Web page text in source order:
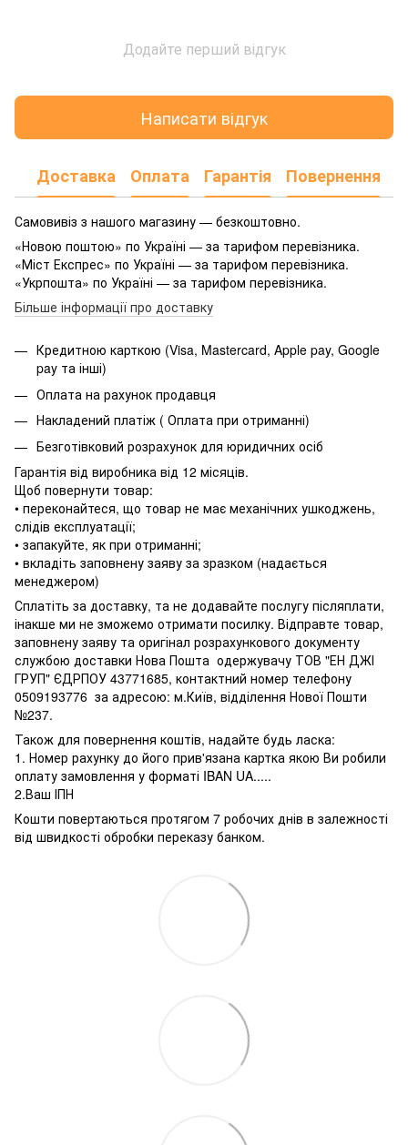
Додайте перший відгук
Написати відгук
Доставка Оплата Гарантія Повернення
Самовивіз з нашого магазину — безкоштовно.
«Новою поштою» по Україні — за тарифом перевізника.
«Міст Експрес» по Україні — за тарифом перевізника.
«Укрпошта» по Україні — за тарифом перевізника.
Більше інформації про доставку
Кредитною карткою (Visa, Mastercard, Apple pay, Google
pay та інші)
Оплата на рахунок продавця
Накладений платіж ( Оплата при отриманні)
Безготівковий розрахунок для юридичних осіб
Гарантія від виробника від 12 місяців.
Щоб повернути товар:
• переконайтеся, що товар не має механічних ушкоджень,
слідів експлуатації;
• запакуйте, як при отриманні;
• вкладіть заповнену заяву за зразком (надається
менеджером)
Сплатіть за доставку, та не додавайте послугу післяплати,
інакше ми не зможемо отримати посилку. Відправте товар,
заповнену заяву та оригінал розрахункового документу
службою доставки Нова Пошта одержувачу ТОВ "ЕН ДЖІ
ГРУП" ЄДРПОУ 43771685, контактний номер телефону
0509193776 за адресою: м.Київ, відділення Нової Пошти
№237.
Також для повернення коштів, надайте будь ласка:
1. Номер рахунку до його прив'язана картка якою Ви робили
оплату замовлення у форматі IBAN UA.....
2.Ваш ІПН
Кошти повертаються протягом 7 робочих днів в залежності
від швидкості обробки переказу банком.